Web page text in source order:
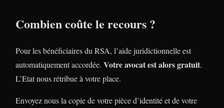
Combien coûte le recours ?
Pour les bénéficiaires du RSA, l’aide juridictionnelle est
automatiquement accordée. Votre avocat est alors gratuit.
L’Etat nous rétribue à votre place.
Envoyez nous la copie de votre pièce d’identité et de votre